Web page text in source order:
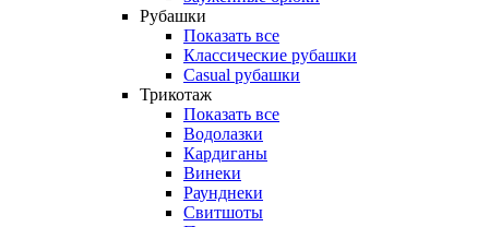
Рубашки
Показать все
Классические рубашки
Casual рубашки
Трикотаж
Показать все
Водолазки
Кардиганы
Винеки
Раунднеки
Свитшоты